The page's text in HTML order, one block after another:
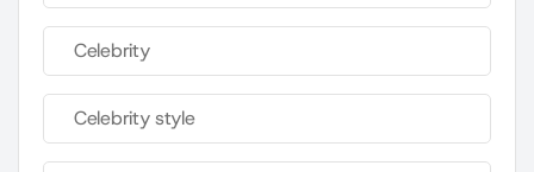
Celebrity
Celebrity style